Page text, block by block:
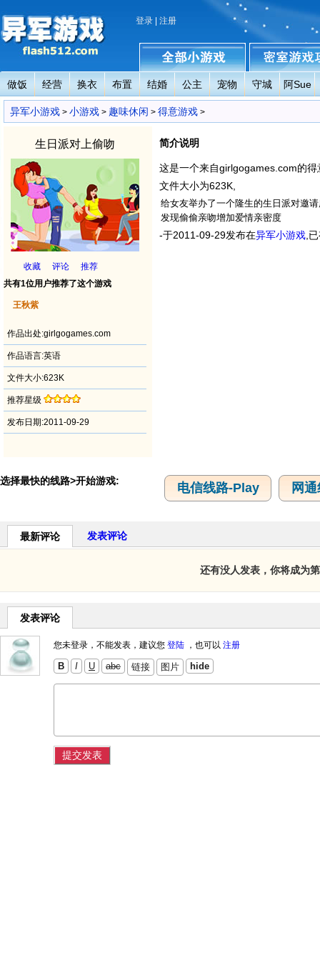
异军小游戏
登录 注册
全部小游戏 密室小游戏攻略
做饭 经营 换衣 布置 结婚 公主 宠物 守城 阿Sue
异军小游戏 > 小游戏 > 趣味休闲 > 得意游戏 >
生日派对上偷吻
收藏 评论
推荐
共有1位用户推荐了这个游戏
王秋紫
作品出处:girlgogames.com
作品语言:英语
文件大小:623K
推荐星级
发布日期:2011-09-29
简介说明
这是一个来自girlgogames.com的
文件大小为623K,
给女友举办了一个隆生的生日派对邀
发现偷偷亲吻增加爱情亲密度
-于2011-09-29发布在异军小游戏 ,
选择最快的线路>开始游戏: 电信线路-Play 网
最新评论 发表评论
还有没人发表，你将成为
发表评论
您未登录，不能发表，建议您 登陆 ，也可以 注册